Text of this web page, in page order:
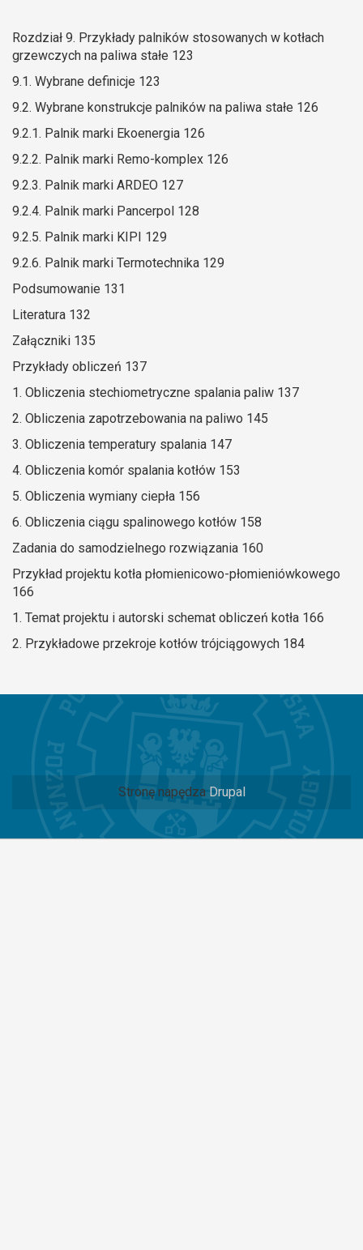
Rozdział 9. Przykłady palników stosowanych w kotłach
grzewczych na paliwa stałe 123
9.1. Wybrane definicje 123
9.2. Wybrane konstrukcje palników na paliwa stałe 126
9.2.1. Palnik marki Ekoenergia 126
9.2.2. Palnik marki Remo-komplex 126
9.2.3. Palnik marki ARDEO 127
9.2.4. Palnik marki Pancerpol 128
9.2.5. Palnik marki KIPI 129
9.2.6. Palnik marki Termotechnika 129
Podsumowanie 131
Literatura 132
Załączniki 135
Przykłady obliczeń 137
1. Obliczenia stechiometryczne spalania paliw 137
2. Obliczenia zapotrzebowania na paliwo 145
3. Obliczenia temperatury spalania 147
4. Obliczenia komór spalania kotłów 153
5. Obliczenia wymiany ciepła 156
6. Obliczenia ciągu spalinowego kotłów 158
Zadania do samodzielnego rozwiązania 160
Przykład projektu kotła płomienicowo-płomieniówkowego
166
1. Temat projektu i autorski schemat obliczeń kotła 166
2. Przykładowe przekroje kotłów trójciągowych 184
Stronę napędza Drupal